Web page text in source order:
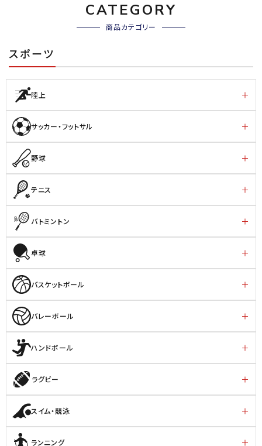
CATEGORY
商品カテゴリー
スポーツ
陸上
サッカー・フットサル
野球
テニス
バトミントン
卓球
バスケットボール
バレーボール
ハンドボール
ラグビー
スイム・競泳
ランニング